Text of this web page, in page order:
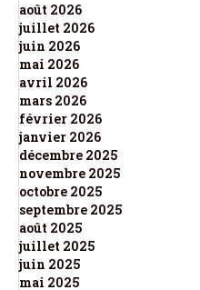
août 2026
juillet 2026
juin 2026
mai 2026
avril 2026
mars 2026
février 2026
janvier 2026
décembre 2025
novembre 2025
octobre 2025
septembre 2025
août 2025
juillet 2025
juin 2025
mai 2025